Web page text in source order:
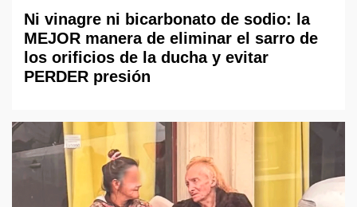
Ni vinagre ni bicarbonato de sodio: la
MEJOR manera de eliminar el sarro de
los orificios de la ducha y evitar
PERDER presión